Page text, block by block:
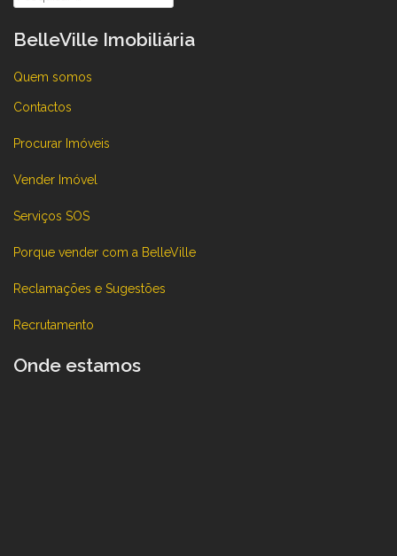
por:
BelleVille Imobiliária
Quem somos
Contactos
Procurar Imóveis
Vender Imóvel
Serviços SOS
Porque vender com a BelleVille
Reclamações e Sugestões
Recrutamento
Onde estamos